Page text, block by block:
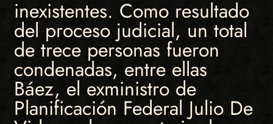
inexistentes. Como resultado
del proceso judicial, un total
de trece personas fueron
condenadas, entre ellas
Báez, el exministro de
Planificación Federal Julio De